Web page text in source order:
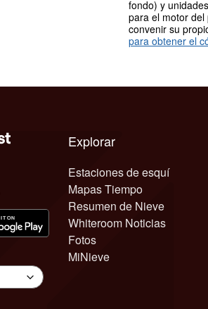
fondo) y
para el motor
convenir su
para obtener el
Explorar
Estaciones de esquí
Mapas Tiempo
Resumen de Nieve
Whiteroom Noticias
Fotos
MiNieve